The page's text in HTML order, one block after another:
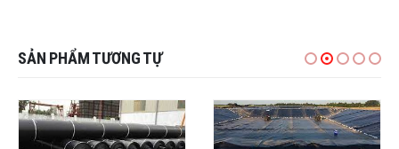
SẢN PHẨM TƯƠNG TỰ